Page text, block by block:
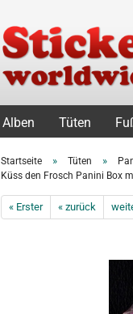
Alben Tüten
Startseite » Tüten »
Küss den Frosch Panini Box
« Erster « zurück